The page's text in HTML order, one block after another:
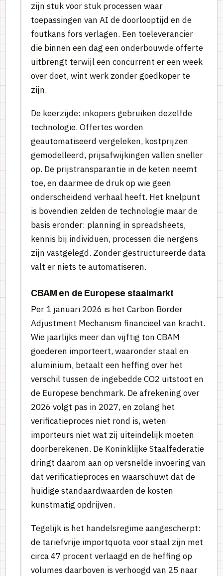
zijn stuk voor stuk processen waar
toepassingen van AI de doorlooptijd en de
foutkans fors verlagen. Een toeleverancier
die binnen een dag een onderbouwde offerte
uitbrengt terwijl een concurrent er een week
over doet, wint werk zonder goedkoper te
zijn.
De keerzijde: inkopers gebruiken dezelfde
technologie. Offertes worden
geautomatiseerd vergeleken, kostprijzen
gemodelleerd, prijsafwijkingen vallen sneller
op. De prijstransparantie in de keten neemt
toe, en daarmee de druk op wie geen
onderscheidend verhaal heeft. Het knelpunt
is bovendien zelden de technologie maar de
basis eronder: planning in spreadsheets,
kennis bij individuen, processen die nergens
zijn vastgelegd. Zonder gestructureerde data
valt er niets te automatiseren.
CBAM en de Europese staalmarkt
Per 1 januari 2026 is het Carbon Border
Adjustment Mechanism financieel van kracht.
Wie jaarlijks meer dan vijftig ton CBAM
goederen importeert, waaronder staal en
aluminium, betaalt een heffing over het
verschil tussen de ingebedde CO2 uitstoot en
de Europese benchmark. De afrekening over
2026 volgt pas in 2027, en zolang het
verificatieproces niet rond is, weten
importeurs niet wat zij uiteindelijk moeten
doorberekenen. De Koninklijke Staalfederatie
dringt daarom aan op versnelde invoering van
dat verificatieproces en waarschuwt dat de
huidige standaardwaarden de kosten
kunstmatig opdrijven.
Tegelijk is het handelsregime aangescherpt:
de tariefvrije importquota voor staal zijn met
circa 47 procent verlaagd en de heffing op
volumes daarboven is verhoogd van 25 naar